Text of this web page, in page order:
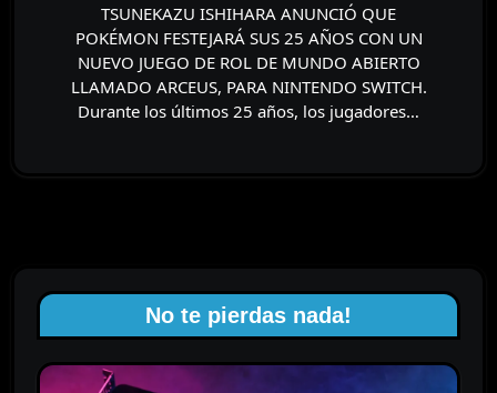
TSUNEKAZU ISHIHARA ANUNCIÓ QUE
POKÉMON FESTEJARÁ SUS 25 AÑOS CON UN
NUEVO JUEGO DE ROL DE MUNDO ABIERTO
LLAMADO ARCEUS, PARA NINTENDO SWITCH.
Durante los últimos 25 años, los jugadores…
No te pierdas nada!